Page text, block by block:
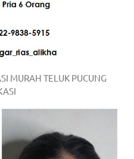
MURAH TELUK PUCUNG